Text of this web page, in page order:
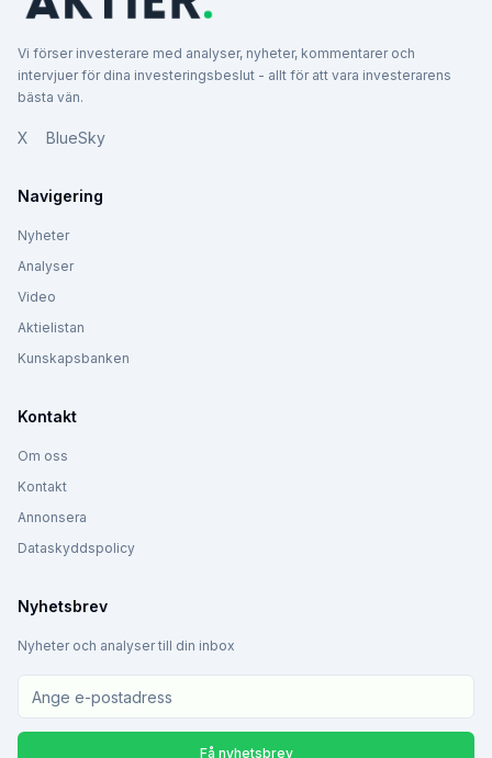
Vi förser investerare med analyser, nyheter, kommentarer och
intervjuer för dina investeringsbeslut - allt för att vara investerarens
bästa vän.
X BlueSky
Navigering
Nyheter
Analyser
Video
Aktielistan
Kunskapsbanken
Kontakt
Om oss
Kontakt
Annonsera
Dataskyddspolicy
Nyhetsbrev
Nyheter och analyser till din inbox
Få nyhetsbrev